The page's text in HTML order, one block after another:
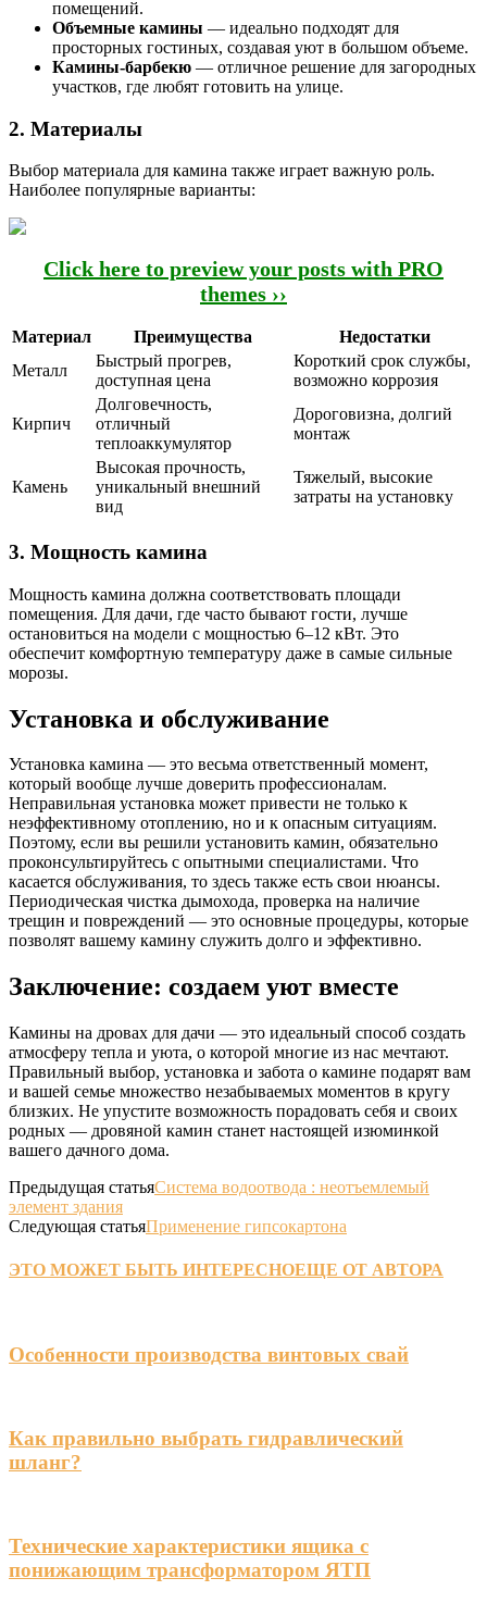
помещений.
Объемные камины — идеально подходят для
просторных гостиных, создавая уют в большом объеме.
Камины-барбекю — отличное решение для загородных
участков, где любят готовить на улице.
2. Материалы
Выбор материала для камина также играет важную роль.
Наиболее популярные варианты:
Click here to preview your posts with PRO
themes ››
Материал Преимущества
Недостатки
Металл
Быстрый прогрев,
доступная цена
Короткий срок службы,
возможно коррозия
Кирпич
Долговечность,
отличный
теплоаккумулятор
Дороговизна, долгий
монтаж
Камень
Высокая прочность,
уникальный внешний
вид
Тяжелый, высокие
затраты на установку
3. Мощность камина
Мощность камина должна соответствовать площади
помещения. Для дачи, где часто бывают гости, лучше
остановиться на модели с мощностью 6–12 кВт. Это
обеспечит комфортную температуру даже в самые сильные
морозы.
Установка и обслуживание
Установка камина — это весьма ответственный момент,
который вообще лучше доверить профессионалам.
Неправильная установка может привести не только к
неэффективному отоплению, но и к опасным ситуациям.
Поэтому, если вы решили установить камин, обязательно
проконсультируйтесь с опытными специалистами. Что
касается обслуживания, то здесь также есть свои нюансы.
Периодическая чистка дымохода, проверка на наличие
трещин и повреждений — это основные процедуры, которые
позволят вашему камину служить долго и эффективно.
Заключение: создаем уют вместе
Камины на дровах для дачи — это идеальный способ создать
атмосферу тепла и уюта, о которой многие из нас мечтают.
Правильный выбор, установка и забота о камине подарят вам
и вашей семье множество незабываемых моментов в кругу
близких. Не упустите возможность порадовать себя и своих
родных — дровяной камин станет настоящей изюминкой
вашего дачного дома.
Предыдущая статьяСистема водоотвода : неотъемлемый
элемент здания
Следующая статьяПрименение гипсокартона
ЭТО МОЖЕТ БЫТЬ ИНТЕРЕСНОЕЩЕ ОТ АВТОРА
Особенности производства винтовых свай
Как правильно выбрать гидравлический
шланг?
Технические характеристики ящика с
понижающим трансформатором ЯТП